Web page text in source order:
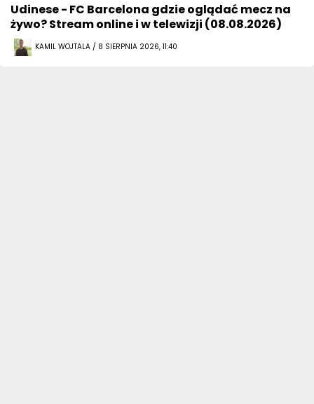
Udinese - FC Barcelona gdzie oglądać mecz na
żywo? Stream online i w telewizji (08.08.2026)
KAMIL WOJTALA / 8 SIERPNIA 2026, 11:40